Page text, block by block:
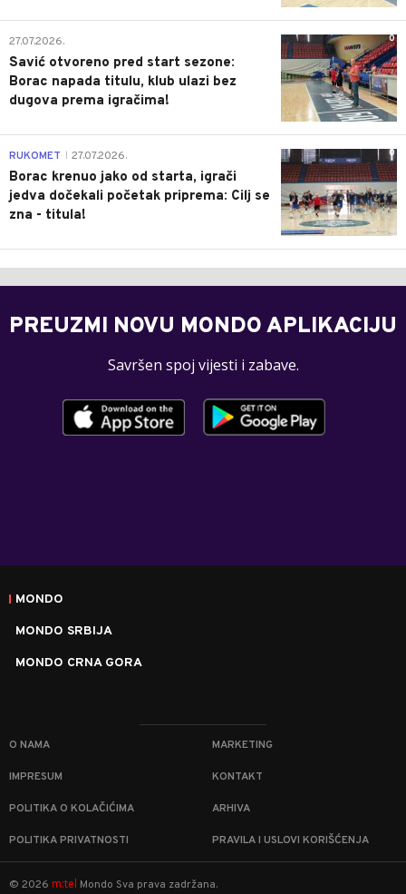
0
27.07.2026.
Savić otvoreno pred start sezone:
Borac napada titulu, klub ulazi bez
dugova prema igračima!
0
RUKOMET 27.07.2026.
Borac krenuo jako od starta, igrači
jedva dočekali početak priprema: Cilj se
zna - titula!
PREUZMI NOVU MONDO APLIKACIJU
Savršen spoj vijesti i zabave.
MONDO
MONDO SRBIJA
MONDO CRNA GORA
O NAMA MARKETING
IMPRESUM KONTAKT
POLITIKA O KOLAČIĆIMA ARHIVA
POLITIKA PRIVATNOSTI PRAVILA I USLOVI KORIŠĆENJA
© 2026 m:tel Mondo Sva prava zadržana.